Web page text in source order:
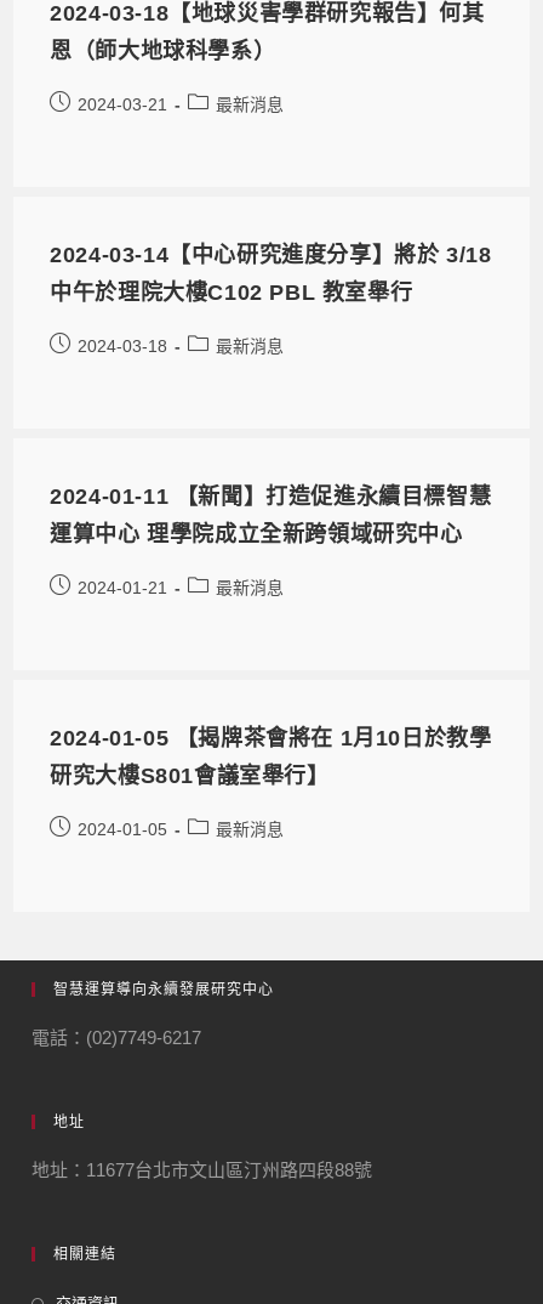
2024-03-18【地球災害學群研究報告】何其
恩（師大地球科學系）
2024-03-21 最新消息
2024-03-14【中心研究進度分享】將於 3/18
中午於理院大樓C102 PBL 教室舉行
2024-03-18 最新消息
2024-01-11 【新聞】打造促進永續目標智慧
運算中心 理學院成立全新跨領域研究中心
2024-01-21 最新消息
2024-01-05 【揭牌茶會將在 1月10日於教學
研究大樓S801會議室舉行】
2024-01-05 最新消息
智慧運算導向永續發展研究中心
電話：(02)7749-6217
地址
地址：11677台北市文山區汀州路四段88號
相關連結